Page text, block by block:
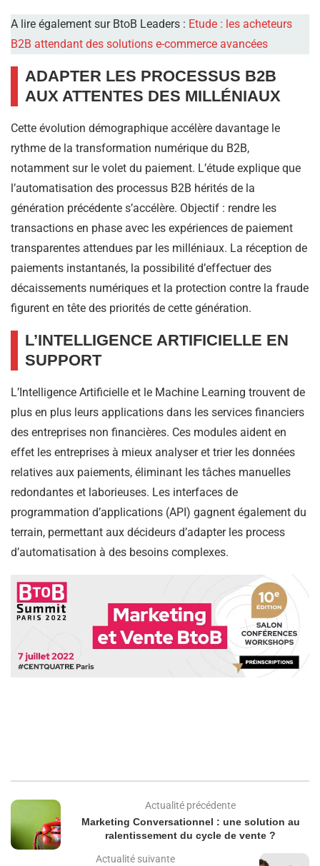
A lire également sur BtoB Leaders : Etude : les acheteurs
B2B attendant des solutions e-commerce avancées
ADAPTER LES PROCESSUS B2B
AUX ATTENTES DES MILLÉNIAUX
Cette évolution démographique accélère davantage le
rythme de la transformation numérique du B2B,
notamment sur le volet du paiement. L’étude explique que
l’automatisation des processus B2B hérités de la
génération précédente s’accélère. Objectif : rendre les
transactions en phase avec les expériences de paiement
transparentes attendues par les milléniaux. La réception de
paiements instantanés, la possibilité d’effectuer des
décaissements numériques et la protection contre la fraude
figurent en tête des priorités de cette génération.
L’INTELLIGENCE ARTIFICIELLE EN
SUPPORT
L’Intelligence Artificielle et le Machine Learning trouvent de
plus en plus leurs applications dans les services financiers
des entreprises non financières. Ces modules aident en
effet les entreprises à mieux analyser et trier les données
relatives aux paiements, éliminant les tâches manuelles
redondantes et laborieuses. Les interfaces de
programmation d’applications (API) gagnent également du
terrain, permettant aux décideurs d’adapter les process
d’automatisation à des besoins complexes.
Actualité précédente
Marketing Conversationnel : une solution au
ralentissement du cycle de vente ?
Actualité suivante